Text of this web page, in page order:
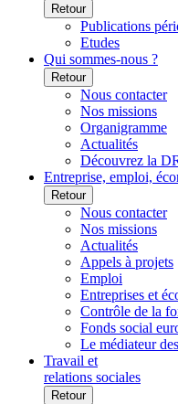
Retour
Publications
Etudes
Qui sommes-nous ?
Retour
Nous contacter
Nos missions
Organigramme
Actualités
Découvrez la
Entreprise, emploi,
Retour
Nous contacter
Nos missions
Actualités
Appels à projets
Emploi
Entreprises et
Contrôle de la
Fonds social
Le médiateur
Travail et
relations sociales
Retour